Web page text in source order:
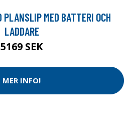
PLANSLIP MED BATTERI OCH
LADDARE
5169 SEK
MER INFO!